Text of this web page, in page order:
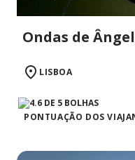
Ondas de
LISBOA
PONTUAÇÃO DOS